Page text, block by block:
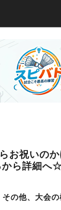
お祝いの
ら詳細へ
その他、大会の